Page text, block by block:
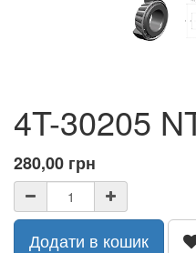
4T-30205
280,00 грн
Додати в кошик